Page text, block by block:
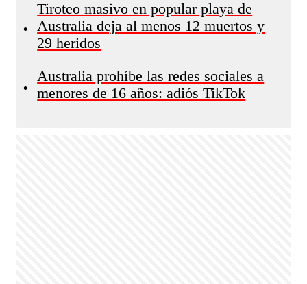
•
Tiroteo masivo en popular playa de
Australia deja al menos 12 muertos y
29 heridos
•
Australia prohíbe las redes sociales a
menores de 16 años: adiós TikTok